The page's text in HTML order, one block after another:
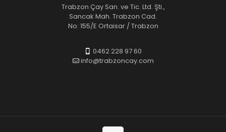
Trabzon Çay San. ve Tic. Ltd. Şti.,
Sancak Mah. Trabzon Cad.
No: 155/E Ortaisar / Trabzon
0462 228 97 60
info@trabzoncay.com